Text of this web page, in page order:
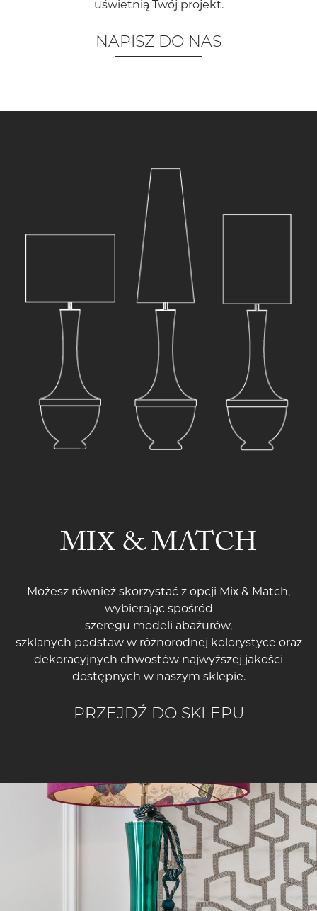
uświetnią Twój projekt.
NAPISZ DO NAS
MIX & MATCH
Możesz również skorzystać z opcji Mix & Match,
wybierając spośród
szeregu modeli abażurów,
szklanych podstaw w różnorodnej kolorystyce oraz
dekoracyjnych chwostów najwyższej jakości
dostępnych w naszym sklepie.
PRZEJDŹ DO SKLEPU